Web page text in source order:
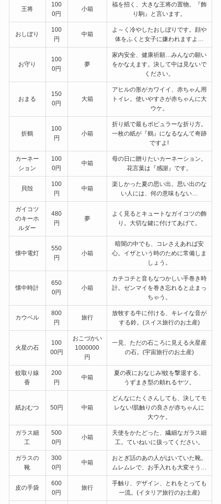
王将
100
0円
小箱
福を招く、大きな王将の置物。『飾
り駒』と言います。
おしぼり
100
円
中箱
よ～く冷やしたおしぼりです。顔や
体をふくと女子に嫌われますよ…
お守り
100
0円
夢
家内安全、健康祈願…みんなの願い
をかなえます。決して中は見ないで
ください。
おまる
150
0円
大箱
アヒルの形がカワイイ、赤ちゃん用
トイレ。使いやすさが赤ちゃんに大
ウケ。
折鶴
100
円
小箱
折り紙で最もポピュラーな折り方。
一枚の紙が『鶴』になるなんて奇跡
ですよ!
カーネー
ション
100
0円
中箱
母の日に贈りたいカーネーション。
花言葉は『感謝』です。
貝殻
100
円
中箱
楽しかった夏の思い出。思い出のな
い人には、何の意味もない…
ガイコツ
のキーホ
ルダー
480
円
夢
よく見るとキュートなガイコツの飾
り。大切な鍵に付けてあげて。
懐中電灯
550
円
小箱
暗闇の中でも、コレさえあれば安
心。イザという時のために常備しま
しょう。
懐中時計
650
0円
小箱
カチコチと音もなつかしい手巻き時
計。ゼンマイを巻き忘れると止まっ
ちゃう。
カウベル
800
円
旅行
放牧する牛に付ける、キレイな音が
する鈴。(スイス旅行のお土産)
火星の石
100
00円
おこづかい
1000000
円
一見、ただの石ころに見える火星産
の石。(宇宙旅行のお土産)
蚊取り線
香
200
円
中箱
夏の夜におなじみ!蚊を撃退する、
うずまき型の頼れるヤツ。
紙おむつ 50円 中箱
どんなにたくさんしても、決してモ
レない!肌触りの良さが赤ちゃんに
大ウケ。
ガラス細
工
500
0円
小箱
天使をかたどった、繊細なガラス細
工。ていねいに扱ってください。
ガラスの
靴
300
0円
中箱
おとぎ話のあの人がはいていた靴。
ムレムレで、お手入れも大変そう…
皮の手袋
600
0円
旅行
手触り、デザイン、とれをとっても
一流。(イタリア旅行のお土産)